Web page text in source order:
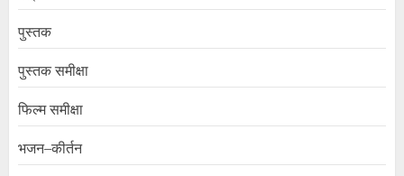
पुस्तक
पुस्तक समीक्षा
फिल्म समीक्षा
भजन–कीर्तन